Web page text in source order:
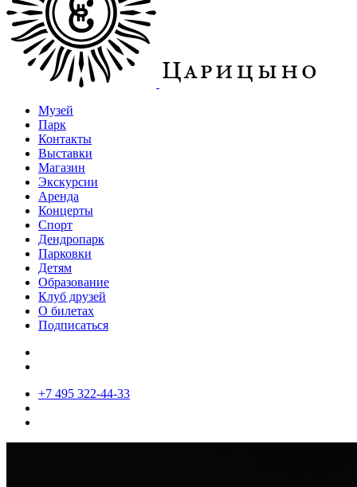
Музей
Парк
Контакты
Выставки
Магазин
Экскурсии
Аренда
Концерты
Спорт
Дендропарк
Парковки
Детям
Образование
Клуб друзей
О билетах
Подписаться
+7 495 322-44-33